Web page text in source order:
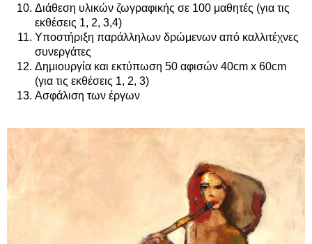
Διάθεση υλικών ζωγραφικής σε 100 μαθητές (για τις
εκθέσεις 1, 2, 3,4)
Υποστήριξη παράλληλων δρώμενων από καλλιτέχνες
συνεργάτες
Δημιουργία και εκτύπωση 50 αφισών 40cm x 60cm
(για τις εκθέσεις 1, 2, 3)
Ασφάλιση των έργων